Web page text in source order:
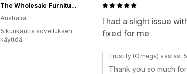
I had a slight issue
fixed for me
The Wholesale Furniture Co.
Australia
5 kuukautta sovelluksen
käyttöä
Trustify (Omega) vastasi
Thank you so much